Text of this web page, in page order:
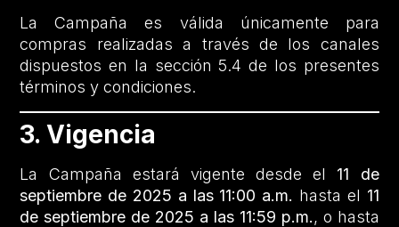
La Campaña es válida únicamente para
compras realizadas a través de los canales
dispuestos en la sección 5.4 de los presentes
términos y condiciones.
3. Vigencia
La Campaña estará vigente desde el 11 de
septiembre de 2025 a las 11:00 a.m. hasta el 11
de septiembre de 2025 a las 11:59 p.m., o hasta